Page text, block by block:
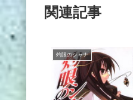
関連記事
灼眼のシャナ